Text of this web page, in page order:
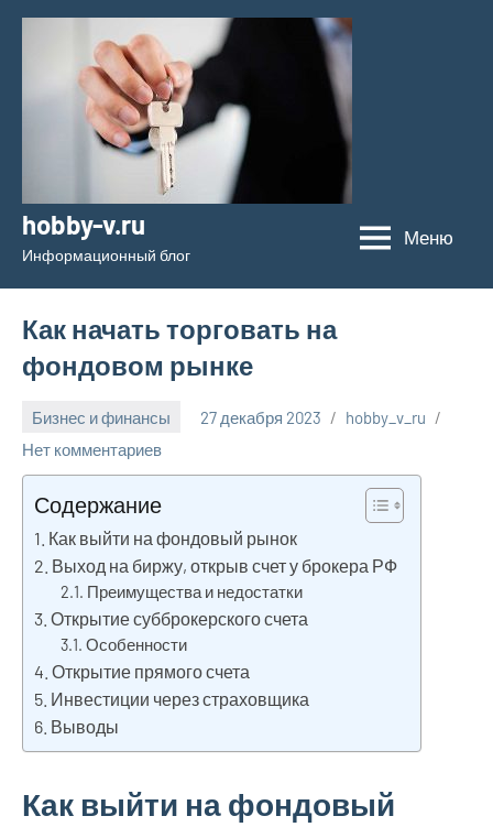
Перейти
содержимому
hobby-v.ru
Информационный блог
Меню
Как начать торговать на
фондовом рынке
Бизнес и финансы 27 декабря 2023
hobby_v_ru
Нет комментариев
Содержание
Как выйти на фондовый рынок
Выход на биржу, открыв счет у брокера РФ
Преимущества и недостатки
Открытие субброкерского счета
Особенности
Открытие прямого счета
Инвестиции через страховщика
Выводы
Как выйти на фондовый